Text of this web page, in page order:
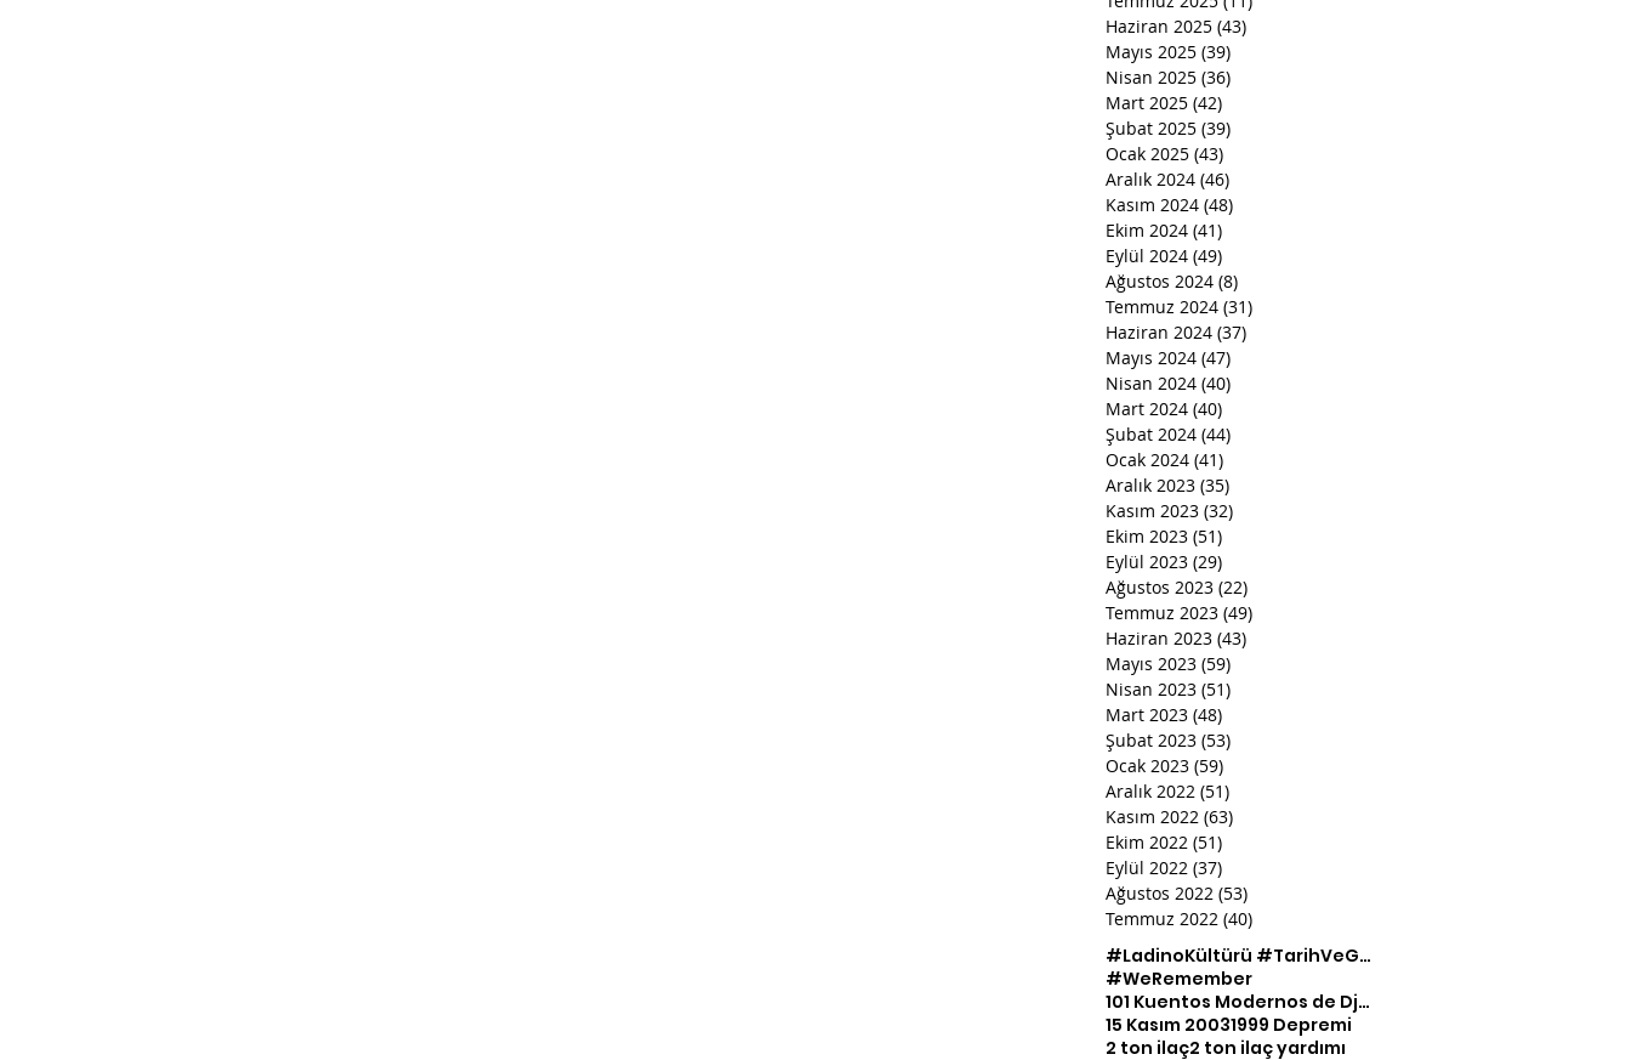
Haziran 2025 (43)
Mayıs 2025 (39)
Nisan 2025 (36)
Mart 2025 (42)
Şubat 2025 (39)
Ocak 2025 (43)
Aralık 2024 (46)
Kasım 2024 (48)
Ekim 2024 (41)
Eylül 2024 (49)
Ağustos 2024 (8)
Temmuz 2024 (31)
Haziran 2024 (37)
Mayıs 2024 (47)
Nisan 2024 (40)
Mart 2024 (40)
Şubat 2024 (44)
Ocak 2024 (41)
Aralık 2023 (35)
Kasım 2023 (32)
Ekim 2023 (51)
Eylül 2023 (29)
Ağustos 2023 (22)
Temmuz 2023 (49)
Haziran 2023 (43)
Mayıs 2023 (59)
Nisan 2023 (51)
Mart 2023 (48)
Şubat 2023 (53)
Ocak 2023 (59)
Aralık 2022 (51)
Kasım 2022 (63)
Ekim 2022 (51)
Eylül 2022 (37)
Ağustos 2022 (53)
Temmuz 2022 (40)
#LadinoKültürü #TarihVeGelenek #KültürelMozaiği #TürkİsrailEtkileri #BirlikteÇeşitlilik #MirasKoruma
#WeRemember
101 Kuentos Modernos de Djoha
15 Kasım 20031999 Depremi
2 ton ilaç2 ton ilaç yardımı